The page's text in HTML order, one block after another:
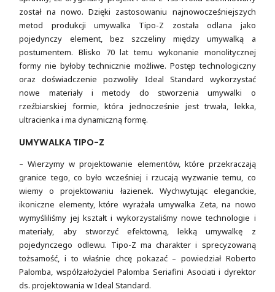
został na nowo. Dzięki zastosowaniu najnowocześniejszych
metod produkcji umywalka Tipo-Z została odlana jako
pojedynczy element, bez szczeliny między umywalką a
postumentem. Blisko 70 lat temu wykonanie monolitycznej
formy nie byłoby technicznie możliwe. Postęp technologiczny
oraz doświadczenie pozwoliły Ideal Standard wykorzystać
nowe materiały i metody do stworzenia umywalki o
rzeźbiarskiej formie, która jednocześnie jest trwała, lekka,
ultracienka i ma dynamiczną formę.
UMYWALKA TIPO-Z
– Wierzymy w projektowanie elementów, które przekraczają
granice tego, co było wcześniej i rzucają wyzwanie temu, co
wiemy o projektowaniu łazienek. Wychwytując eleganckie,
ikoniczne elementy, które wyrażała umywalka Zeta, na nowo
wymyśliliśmy jej kształt i wykorzystaliśmy nowe technologie i
materiały, aby stworzyć efektowną, lekką umywalkę z
pojedynczego odlewu. Tipo-Z ma charakter i sprecyzowaną
tożsamość, i to właśnie chcę pokazać – powiedział Roberto
Palomba, współzałożyciel Palomba Seriafini Asociati i dyrektor
ds. projektowania w Ideal Standard.